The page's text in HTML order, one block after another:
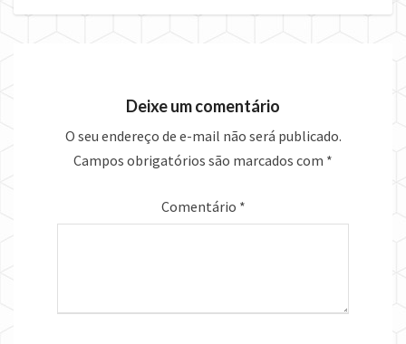
Deixe um comentário
O seu endereço de e-mail não será publicado.
Campos obrigatórios são marcados com *
Comentário *